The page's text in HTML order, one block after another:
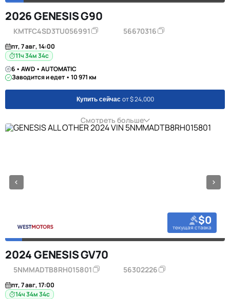
2026 GENESIS G90
KMTFC4SD3TU056991 56670316
пт, 7 авг, 14:00
11ч 34м 34с
6 • AWD • AUTOMATIC
Заводится и едет • 10 971 км
Купить сейчас от $ 24,000
Смотреть больше
$0
текущая ставка
2024 GENESIS GV70
5NMMADTB8RH015801 56302226
пт, 7 авг, 17:00
14ч 34м 34с